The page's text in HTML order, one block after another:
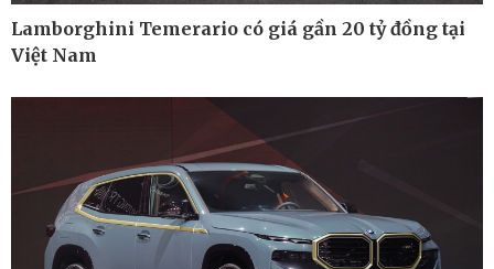
Lamborghini Temerario có giá gần 20 tỷ đồng tại
Việt Nam